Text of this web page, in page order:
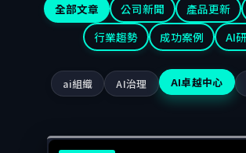
全部文章 公司新聞 產品更新
行業趨勢
成功案例 AI
ai組織 AI治理 AI卓越中心